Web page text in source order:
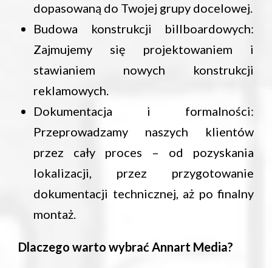
dopasowaną do Twojej grupy docelowej.
Budowa konstrukcji billboardowych:
Zajmujemy się projektowaniem i
stawianiem nowych konstrukcji
reklamowych.
Dokumentacja i formalności:
Przeprowadzamy naszych klientów
przez cały proces – od pozyskania
lokalizacji, przez przygotowanie
dokumentacji technicznej, aż po finalny
montaż.
Dlaczego warto wybrać Annart Media?